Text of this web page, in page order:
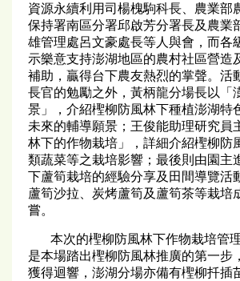
資源永續利用司楊槐駒科長、農業部
保持署南區分署邱啟芳分署長及農業
雄管理處呂文豪處長等人與會，而各
示樂意支持澎湖地區的農村社區營造
補助，贏得台下農友熱烈的掌聲。活
長官的勉勵之外，黃柄龍分場長以「
景」，介紹檉柳防風林下種植澎湖特
未來的輔導願景；王俊能助理研究員
林下的作物栽培」，詳細介紹檉柳防
類蔬菜等之栽培影響；最後則由園主
下蘆筍栽培的經驗分享及田間導覽活
蘆筍沙拉、炭烤蘆筍及蘆筍茶等栽培
嘗。
本次的檉柳防風林下作物栽培管理
是本場踏出檉柳防風林推廣的第一步
獲得迴響，澎湖分場亦備有檉柳扦插